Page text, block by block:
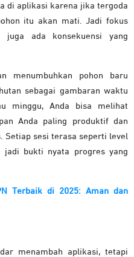
di aplikasi karena jika tergoda
itu akan mati. Jadi fokus
ada konsekuensi yang
menumbuhkan pohon baru
sebagai gambaran waktu
minggu, Anda bisa melihat
Anda paling produktif dan
Setiap sesi terasa seperti level
bukti nyata progres yang
Terbaik di 2025: Aman dan
menambah aplikasi, tetapi